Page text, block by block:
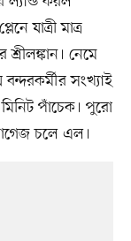
যাত্রী মাত্র
নেমে
সংখ্যাই
পাঁচেক। পুরো
চলে এল।